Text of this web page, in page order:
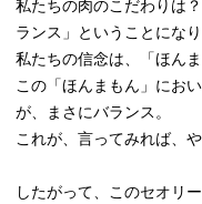
私たちの肉のこだわりは
ランス」ということになり
私たちの信念は、「ほん
この「ほんまもん」にお
が、まさにバランス。
これが、言ってみれば、
したがって、このセオリ